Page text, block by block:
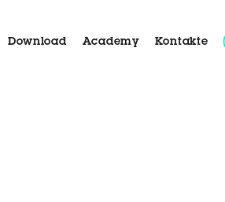
Download Academy Kontakte